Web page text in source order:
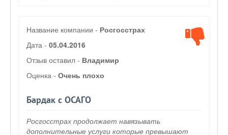
Название компании - Росгосстрах
Дата - 05.04.2016
Отзыв оставил - Владимир
Оценка - Очень плохо
Бардак с ОСАГО
Росгосстрах продолжает навязывать
дополнительные услуги которые превышают